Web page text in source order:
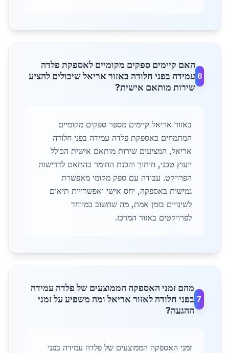
6
האם קיימים ספקים מקומיים לאספקת פלדה
עמידה בפני חלודה באזור אריאל שיכולים להציע
שירות מותאם אישית?
באזור אריאל קיימים מספר ספקים מקומיים
המתמחים באספקת פלדה עמידה בפני חלודה
אריאל, המציעים שירות מותאם אישית הכולל
ייעוץ טכני, חיתוך והכנת החומר בהתאם לדרישות
הפרויקט. עבודה עם ספק מקומי מאפשרת
גמישות באספקה, יחס אישי ואפשרויות תיאום
לשינויים בזמן אמת, מה שחשוב במיוחד
לפרויקטים באזור המרכז.
7
מהם זמני האספקה הממוצעים של פלדה עמידה
בפני חלודה לאזור אריאל ומה משפיע על זמני
ההגעה?
זמני האספקה הממוצעים של פלדה עמידה בפני